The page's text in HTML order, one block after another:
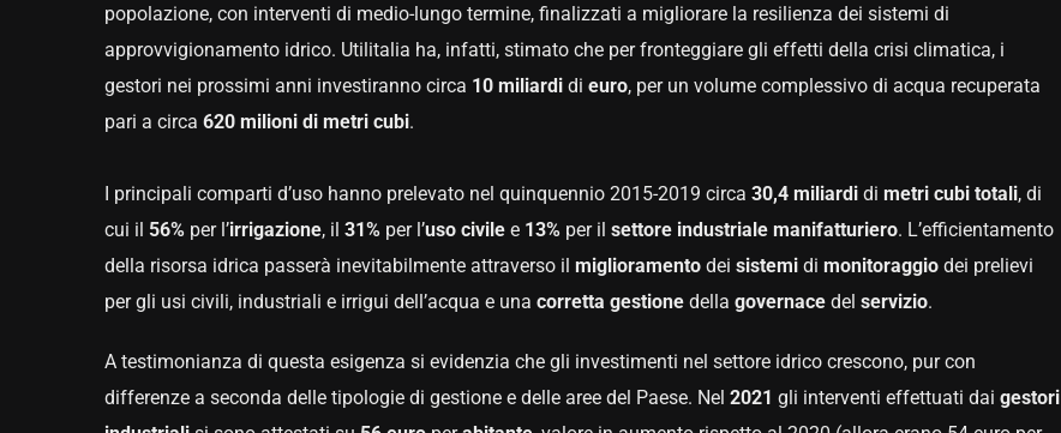
popolazione, con interventi di medio-lungo termine, finalizzati a migliorare la resilienza dei sistemi di
approvvigionamento idrico. Utilitalia ha, infatti, stimato che per fronteggiare gli effetti della crisi climatica, i
gestori nei prossimi anni investiranno circa 10 miliardi di euro, per un volume complessivo di acqua recuperata
pari a circa 620 milioni di metri cubi.
I principali comparti d’uso hanno prelevato nel quinquennio 2015-2019 circa 30,4 miliardidi metri cubi totali, di
cui il 56%per l’irrigazione, il 31%per l’uso civilee 13%per il settore industriale manifatturiero. L’efficientamento
della risorsa idrica passerà inevitabilmente attraverso il miglioramentodei sistemidi monitoraggiodei prelievi
per gli usi civili, industriali e irrigui dell’acqua e una corretta gestionedella governacedel servizio.
A testimonianza di questa esigenza si evidenzia che gli investimenti nel settore idrico crescono, pur con
differenze a seconda delle tipologie di gestione e delle aree del Paese. Nel 2021 gli interventi effettuati dai gestori